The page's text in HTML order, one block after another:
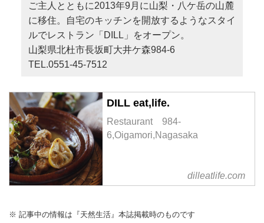
ご主人とともに2013年9月に山梨・八ケ岳の山麓
に移住。自宅のキッチンを開放するようなスタイ
ルでレストラン「DILL」をオープン。
山梨県北杜市長坂町大井ケ森984-6
TEL.0551-45-7512
DILL eat,life.
Restaurant 984-
6,Oigamori,Nagasaka
dilleatlife.com
※ 記事中の情報は『天然生活』本誌掲載時のものです